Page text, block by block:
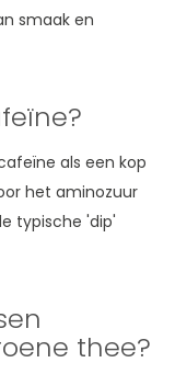
smaak en
als een kop
het aminozuur
typische 'dip'
thee?